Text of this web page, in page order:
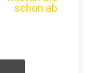
schon ab